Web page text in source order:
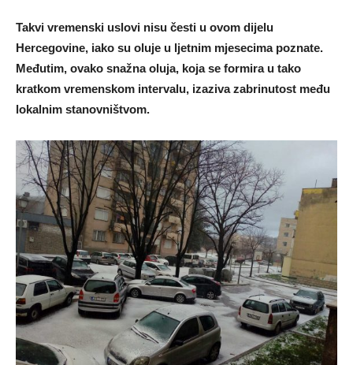
Takvi vremenski uslovi nisu česti u ovom dijelu
Hercegovine, iako su oluje u ljetnim mjesecima poznate.
Međutim, ovako snažna oluja, koja se formira u tako
kratkom vremenskom intervalu, izaziva zabrinutost među
lokalnim stanovništvom.